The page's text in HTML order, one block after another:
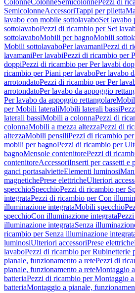
ColonneColonneSemicolonnePezzi di
SemicolonneAccessoriTappi per piletta
lavabo con mobile sottolavaboSet lavabo
sottolavaboPezzi di ricambio per Set
sottolavaboMobili per bagnoMobili
Mobili sottolavaboPer lavamaniPezzi di
lavamaniPer lavabiPezzi di ricambio per
doppiPezzi di ricambio per Per lavabi
ricambio per Piani per lavaboPer lavabo
arrotondatoPezzi di ricambio per Per
arrotondatoPer lavabo da appoggio
Per lavabo da appoggio rettangolare
per Mobili lateraliMobili laterali bassi
laterali bassiMobili a colonnaPezzi di
colonnaMobili a mezza altezzaPezzi di
altezzaMobili pensiliPezzi di ricambio
mobili per bagnoPezzi di ricambio per
bagnoMensole contenitorePezzi di
contenitoreAccessoriInserti per cassetti e
ganci portasalvietteElementi luminosi
magnetichePrese elettricheUlteriori
specchioSpecchioPezzi di ricambio per
integrataPezzi di ricambio per Con
illuminazione integrataMobili specchio
specchioCon illuminazione integrata
illuminazione integrataSenza
ricambio per Senza illuminazione
luminosiUlteriori accessoriPrese elettriche
lavaboPezzi di ricambio per Rubinetterie
pianale, funzionamento a retePezzi di
pianale, funzionamento a reteMontaggio
batteriaPezzi di ricambio per Montaggio
batteriaMontaggio a pianale,